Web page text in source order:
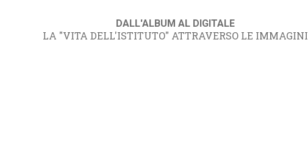
DALL'ALBUM AL DIGITALE
LA "VITA DELL'ISTITUTO" ATTRAVERSO LE IMMAGINI